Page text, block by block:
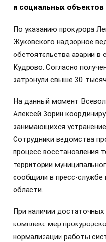
и социальных объектов
По указанию прокурора
Жуковского надзорное
обстоятельства аварии в
Кудрово. Согласно
затронули свыше 30
На данный момент
Алексей Зорин
занимающихся
Сотрудники ведомства
процесс восстановления
территории
сообщили в пресс-службе
области.
При наличии
комплекс мер
нормализации работы